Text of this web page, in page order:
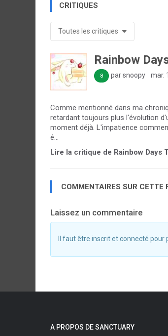
CRITIQUES
Toutes les critiques
Rainbow
8 par snoopy mar.
Comme mentionné dans ma
retardant toujours plus l'évolution
moment déjà. L'impatience
é...
Lire la critique de Rainbow Days
COMMENTAIRES SUR CETTE
Laissez un commentaire
Il faut être inscrit et connecté
A PROPOS DE SANCTUARY